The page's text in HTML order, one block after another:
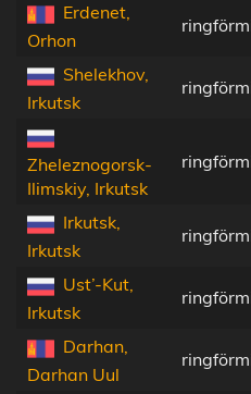
Erdenet,
Orhon
Shelekhov,
Irkutsk
Zheleznogorsk-
Ilimskiy, Irkutsk
Irkutsk,
Irkutsk
Ust’-Kut,
Irkutsk
Darhan,
Darhan Uul